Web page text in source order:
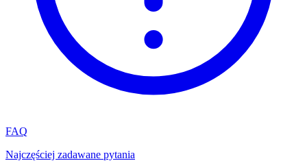
FAQ
Najczęściej zadawane pytania